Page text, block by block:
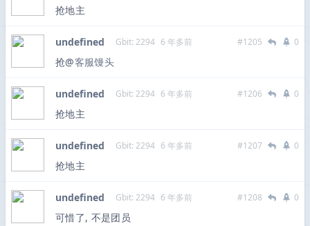
抢地主
undefined Gbit: 2294 6 年多前 #1205 0
抢@客服馒头
undefined Gbit: 2294 6 年多前 #1206 0
抢地主
undefined Gbit: 2294 6 年多前 #1207 0
抢地主
undefined Gbit: 2294 6 年多前 #1208 0
可惜了, 不是团员